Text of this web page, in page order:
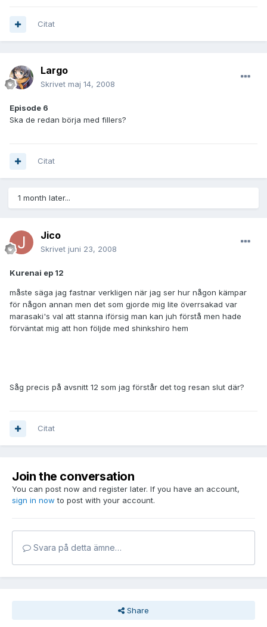
Citat
Largo
Skrivet maj 14, 2008
Episode 6
Ska de redan börja med fillers?
Citat
1 month later...
Jico
Skrivet juni 23, 2008
Kurenai ep 12
måste säga jag fastnar verkligen när jag ser hur någon kämpar
för någon annan men det som gjorde mig lite överrsakad var
marasaki's val att stanna iförsig man kan juh förstå men hade
förväntat mig att hon följde med shinkshiro hem
Såg precis på avsnitt 12 som jag förstår det tog resan slut där?
Citat
Join the conversation
You can post now and register later. If you have an account,
sign in now to post with your account.
Svara på detta ämne…
Share